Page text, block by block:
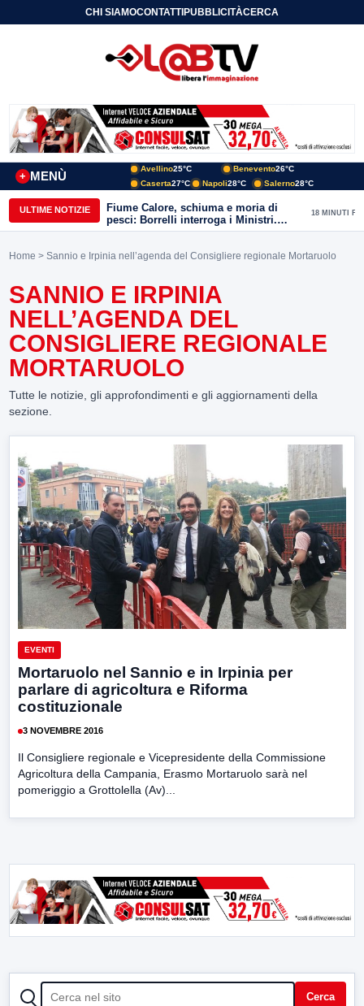
CHI SIAMOCONTATTIPUBBLICITÀCERCA
MENÙ
+
Avellino25°C Benevento26°C
Caserta27°C Napoli28°C Salerno28°C
ULTIME NOTIZIE
Fiume Calore, schiuma e moria di
pesci: Borrelli interroga i Ministri.
“Benevento paga l’assenza del
18 MINUTI FA
Home > Sannio e Irpinia nell’agenda del Consigliere regionale Mortaruolo
SANNIO E IRPINIA
NELL’AGENDA DEL
CONSIGLIERE REGIONALE
MORTARUOLO
Tutte le notizie, gli approfondimenti e gli aggiornamenti della
sezione.
EVENTI
Mortaruolo nel Sannio e in Irpinia per
parlare di agricoltura e Riforma
costituzionale
3 NOVEMBRE 2016
Il Consigliere regionale e Vicepresidente della Commissione
Agricoltura della Campania, Erasmo Mortaruolo sarà nel
pomeriggio a Grottolella (Av)...
CERCA Cerca